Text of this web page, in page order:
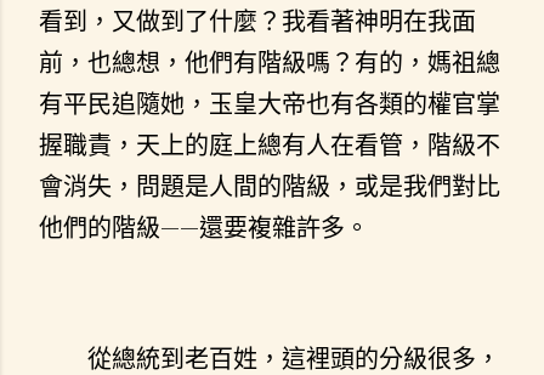
看到，又做到了什麼？我看著神明在我面
前，也總想，他們有階級嗎？有的，媽祖總
有平民追隨她，玉皇大帝也有各類的權官掌
握職責，天上的庭上總有人在看管，階級不
會消失，問題是人間的階級，或是我們對比
他們的階級——還要複雜許多。
從總統到老百姓，這裡頭的分級很多，